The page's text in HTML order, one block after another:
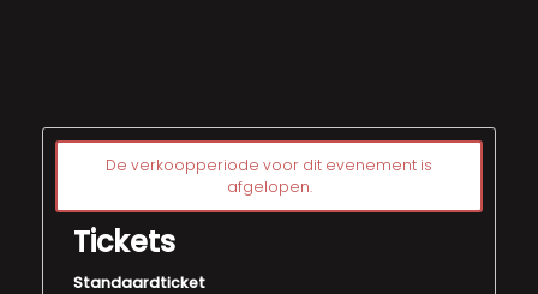
De verkoopperiode voor dit evenement is
afgelopen.
Tickets
Standaardticket